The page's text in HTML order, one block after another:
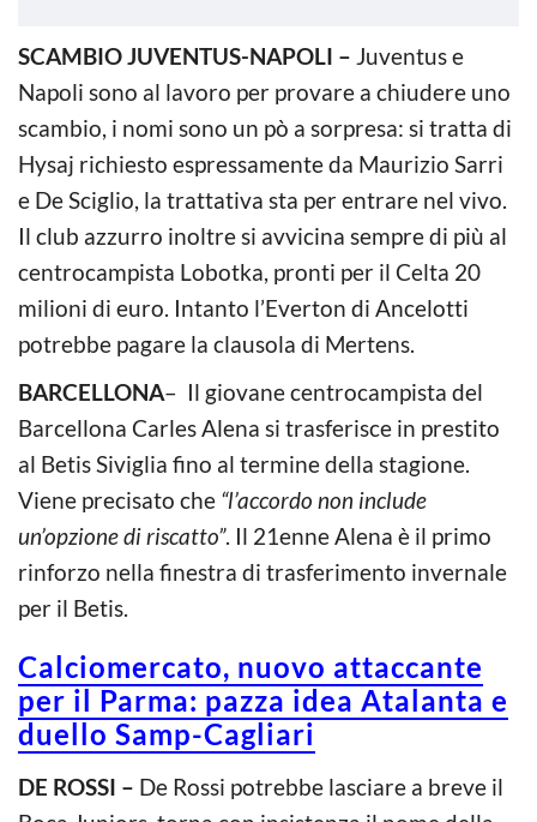
SCAMBIO JUVENTUS-NAPOLI – Juventus e
Napoli sono al lavoro per provare a chiudere uno
scambio, i nomi sono un pò a sorpresa: si tratta di
Hysaj richiesto espressamente da Maurizio Sarri
e De Sciglio, la trattativa sta per entrare nel vivo.
Il club azzurro inoltre si avvicina sempre di più al
centrocampista Lobotka, pronti per il Celta 20
milioni di euro. Intanto l’Everton di Ancelotti
potrebbe pagare la clausola di Mertens.
BARCELLONA– Il giovane centrocampista del
Barcellona Carles Alena si trasferisce in prestito
al Betis Siviglia fino al termine della stagione.
Viene precisato che “l’accordo non include
un’opzione di riscatto”. Il 21enne Alena è il primo
rinforzo nella finestra di trasferimento invernale
per il Betis.
Calciomercato, nuovo attaccante
per il Parma: pazza idea Atalanta e
duello Samp-Cagliari
DE ROSSI – De Rossi potrebbe lasciare a breve il